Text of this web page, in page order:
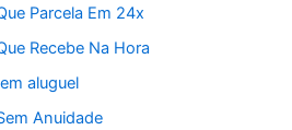
Parcela Em 24x
Recebe Na Hora
aluguel
Anuidade